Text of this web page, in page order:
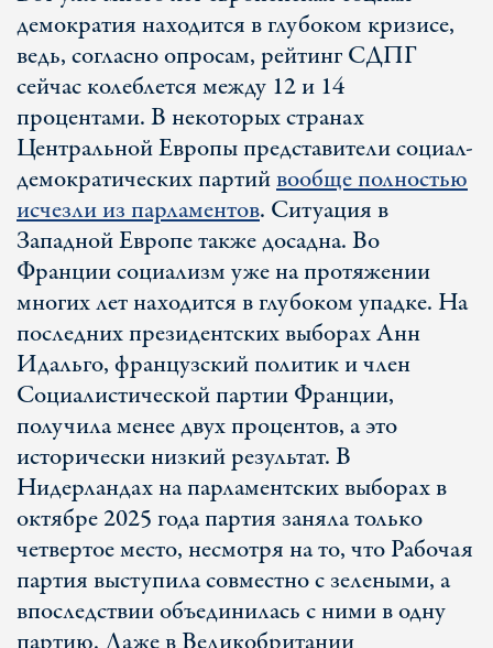
демократия находится в глубоком кризисе,
ведь, согласно опросам, рейтинг СДПГ
сейчас колеблется между 12 и 14
процентами. В некоторых странах
Центральной Европы представители социал-
демократических партийвообще полностью
исчезли из парламентов. Ситуация в
Западной Европе также досадна. Во
Франции социализм уже на протяжении
многих лет находится в глубоком упадке. На
последних президентских выборах Анн
Идальго, французский политик и член
Социалистической партии Франции,
получила менее двух процентов, а это
исторически низкий результат. В
Нидерландах на парламентских выборах в
октябре 2025 года партия заняла только
четвертое место, несмотря на то, что Рабочая
партия выступила совместно с зелеными, а
впоследствии объединилась с ними в одну